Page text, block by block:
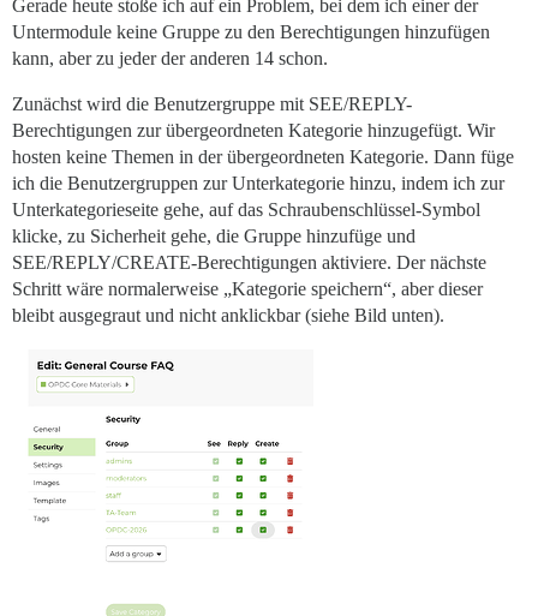
Gerade heute stoße ich auf ein Problem, bei dem ich einer der
Untermodule keine Gruppe zu den Berechtigungen hinzufügen
kann, aber zu jeder der anderen 14 schon.
Zunächst wird die Benutzergruppe mit SEE/REPLY-
Berechtigungen zur übergeordneten Kategorie hinzugefügt. Wir
hosten keine Themen in der übergeordneten Kategorie. Dann füge
ich die Benutzergruppen zur Unterkategorie hinzu, indem ich zur
Unterkategorieseite gehe, auf das Schraubenschlüssel-Symbol
klicke, zu Sicherheit gehe, die Gruppe hinzufüge und
SEE/REPLY/CREATE-Berechtigungen aktiviere. Der nächste
Schritt wäre normalerweise „Kategorie speichern“, aber dieser
bleibt ausgegraut und nicht anklickbar (siehe Bild unten).